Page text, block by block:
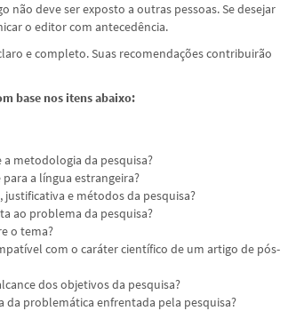
não deve ser exposto a outras pessoas. Se desejar
o editor com antecedência.
e completo. Suas recomendações contribuirão
base nos itens abaixo:
metodologia da pesquisa?
a língua estrangeira?
e métodos da pesquisa?
ao problema da pesquisa?
o tema?
com o caráter científico de um artigo de pós-
dos objetivos da pesquisa?
problemática enfrentada pela pesquisa?